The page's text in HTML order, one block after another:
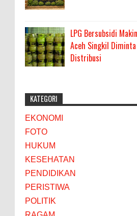
LPG Bersubsidi
Aceh Singkil
Distribusi
KATEGORI
EKONOMI
FOTO
HUKUM
KESEHATAN
PENDIDIKAN
PERISTIWA
POLITIK